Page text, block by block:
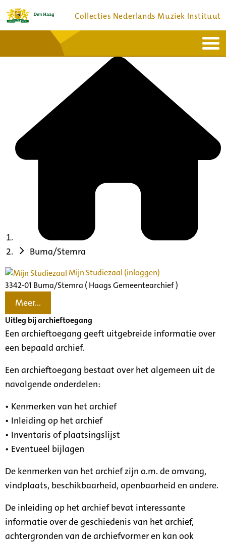
Collecties Nederlands Muziek Instituut
Bronnen en collecties
Buma/Stemra
Mijn Studiezaal (inloggen)
3342-01 Buma/Stemra ( Haags Gemeentearchief )
Meer...
Uitleg bij archieftoegang
Een archieftoegang geeft uitgebreide informatie over
een bepaald archief.
Een archieftoegang bestaat over het algemeen uit de
navolgende onderdelen:
• Kenmerken van het archief
• Inleiding op het archief
• Inventaris of plaatsingslijst
• Eventueel bijlagen
De kenmerken van het archief zijn o.m. de omvang,
vindplaats, beschikbaarheid, openbaarheid en andere.
De inleiding op het archief bevat interessante
informatie over de geschiedenis van het archief,
achtergronden van de archiefvormer en kan ook